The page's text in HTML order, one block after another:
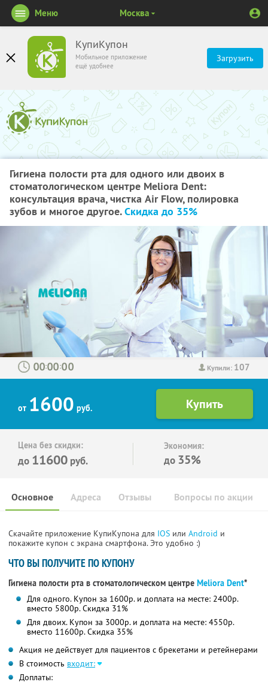
КупиКупон
Мобильное приложение
ещё удобнее
Загрузить
Меню Москва
Гигиена полости рта для одного или двоих в
стоматологическом центре Meliora Dent:
консультация врача, чистка Air Flow, полировка
зубов и многое другое.Скидка до 35%
Купили: 107
: :
от 1600 руб.
Цена без скидки:
до 11600 руб.
Экономия:
до 35%
Основное Отзывы Вопросы по акции
Адреса
Скачайте приложение КупиКупона для IOS или Android и
покажите купон с экрана смартфона. Это удобно :)
ЧТО ВЫ ПОЛУЧИТЕ ПО КУПОНУ
Гигиена полости рта в стоматологическом центре Meliora Dent*
Для одного. Купон за 1600р. и доплата на месте: 2400р.
вместо 5800р. Скидка 31%
Для двоих. Купон за 3000р. и доплата на месте: 4550р.
вместо 11600р. Скидка 35%
Акция не действует для пациентов с брекетами и ретейнерами
В стоимость входит:
Доплаты: